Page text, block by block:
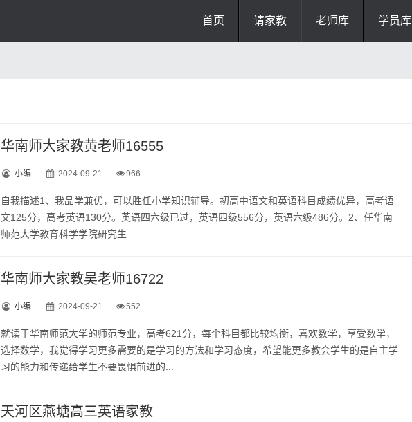
首页 请家教 老师库 学员库
华南师大家教黄老师16555
小编 2024-09-21 966
自我描述1、我品学兼优，可以胜任小学知识辅导。初高中语文和英语科目成绩优异，高考语
文125分，高考英语130分。英语四六级已过，英语四级556分，英语六级486分。2、任华南
师范大学教育科学学院研究生...
华南师大家教吴老师16722
小编 2024-09-21 552
就读于华南师范大学的师范专业，高考621分，每个科目都比较均衡，喜欢数学，享受数学，
选择数学，我觉得学习更多需要的是学习的方法和学习态度，希望能更多教会学生的是自主学
习的能力和传递给学生不要畏惧前进的...
天河区燕塘高三英语家教